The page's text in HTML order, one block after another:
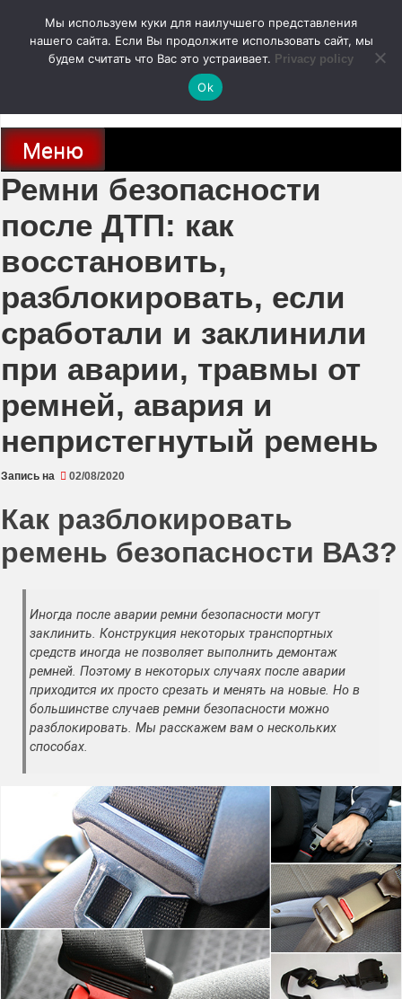
содержимому
autodoc24.ru
Новости про современные автомобили и не только, новинки зарубежного
и отечественного автопрома
Меню
Ремни безопасности
после ДТП: как
восстановить,
разблокировать, если
сработали и заклинили
при аварии, травмы от
ремней, авария и
непристегнутый ремень
Запись на 02/08/2020
Как разблокировать
ремень безопасности ВАЗ?
Иногда после аварии ремни безопасности могут
заклинить. Конструкция некоторых транспортных
средств иногда не позволяет выполнить демонтаж
ремней. Поэтому в некоторых случаях после аварии
приходится их просто срезать и менять на новые. Но в
большинстве случаев ремни безопасности можно
разблокировать. Мы расскажем вам о нескольких
способах.
Мы используем куки для наилучшего представления
нашего сайта. Если Вы продолжите использовать сайт, мы
будем считать что Вас это устраивает. Privacy policy
Ok